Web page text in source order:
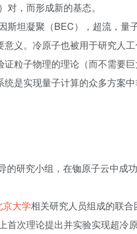
，而形成新的基态。
斯坦凝聚（BEC），超流，
义。冷原子也被用于研究人
粒子物理的理论（而不需要
统是实现量子计算的众多方案中
的研究小组，在铷原子云中成
京大学相关研究人员组成的联
首次理论提出并实验实现超冷